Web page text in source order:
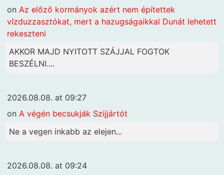
on Az előző kormányok azért nem építettek
vízduzzasztókat, mert a hazugságaikkal Dunát lehetett
rekeszteni
AKKOR MAJD NYITOTT SZÁJJAL FOGTOK
BESZÉLNI....
2026.08.08. at 09:27
on A végén becsukják Szijjártót
Ne a vegen inkabb az elejen...
2026.08.08. at 09:24